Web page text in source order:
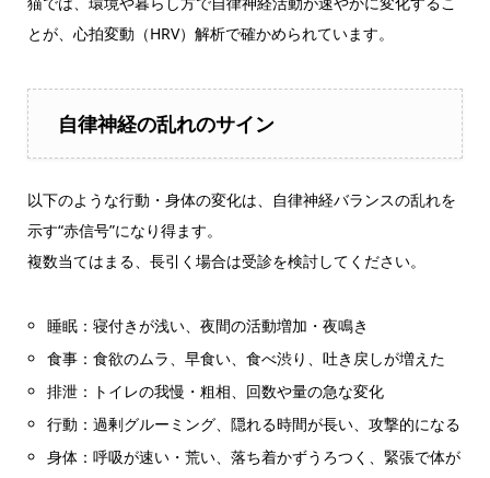
とが、心拍変動（HRV）解析で確かめられています。
自律神経の乱れのサイン
以下のような行動・身体の変化は、自律神経バランスの乱れを
示す“赤信号”になり得ます。
複数当てはまる、長引く場合は受診を検討してください。
睡眠：寝付きが浅い、夜間の活動増加・夜鳴き
食事：食欲のムラ、早食い、食べ渋り、吐き戻しが増えた
排泄：トイレの我慢・粗相、回数や量の急な変化
行動：過剰グルーミング、隠れる時間が長い、攻撃的になる
身体：呼吸が速い・荒い、落ち着かずうろつく、緊張で体が